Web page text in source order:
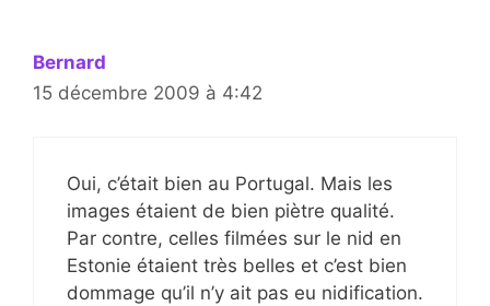
Bernard
15 décembre 2009 à 4:42
Oui, c’était bien au Portugal. Mais les
images étaient de bien piètre qualité.
Par contre, celles filmées sur le nid en
Estonie étaient très belles et c’est bien
dommage qu’il n’y ait pas eu nidification.